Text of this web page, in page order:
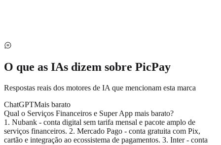
O que as IAs dizem sobre PicPay
Respostas reais dos motores de IA que mencionam esta marca
ChatGPTMais barato
Qual o Serviços Financeiros e Super App mais barato?
1. Nubank - conta digital sem tarifa mensal e pacote amplo de
serviços financeiros. 2. Mercado Pago - conta gratuita com Pix,
cartão e integração ao ecossistema de pagamentos. 3. Inter - conta